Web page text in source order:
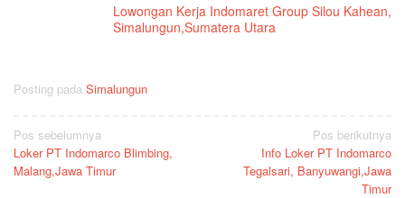
Lowongan Kerja Indomaret Group Silou Kahean,
Simalungun,Sumatera Utara
Posting pada Simalungun
Navigasi
pos
Pos sebelumnya
Loker PT Indomarco Blimbing,
Malang,Jawa Timur
Pos berikutnya
Info Loker PT Indomarco
Tegalsari, Banyuwangi,Jawa
Timur